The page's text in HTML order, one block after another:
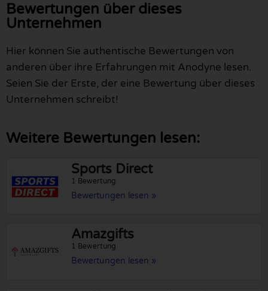
Bewertungen über dieses
Unternehmen
Hier können Sie authentische Bewertungen von
anderen über ihre Erfahrungen mit Anodyne lesen.
Seien Sie der Erste, der eine Bewertung über dieses
Unternehmen schreibt!
Weitere Bewertungen lesen:
Sports Direct
1 Bewertung
Bewertungen lesen »
Amazgifts
1 Bewertung
Bewertungen lesen »